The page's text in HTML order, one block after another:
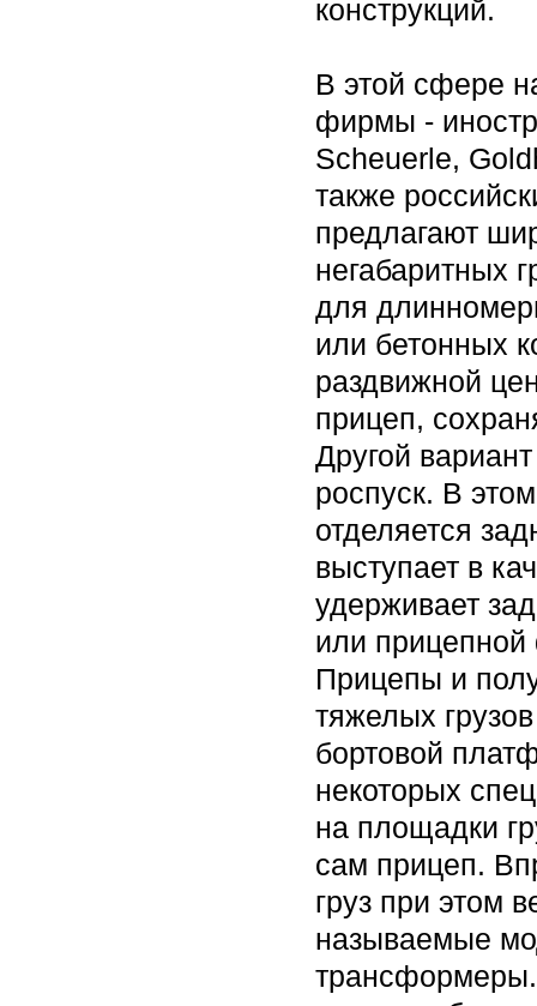
конструкций.
В этой сфере
фирмы -
Scheuerle,
также
предлагают
негабаритных
для
или бетонных
раздвижной
прицеп,
Другой
роспуск. В
отделяется
выступает в
удерживает
или
Прицепы и
тяжелых
бортовой
некоторых
на площадки
сам прицеп.
груз при этом
называемые
трансформеры.